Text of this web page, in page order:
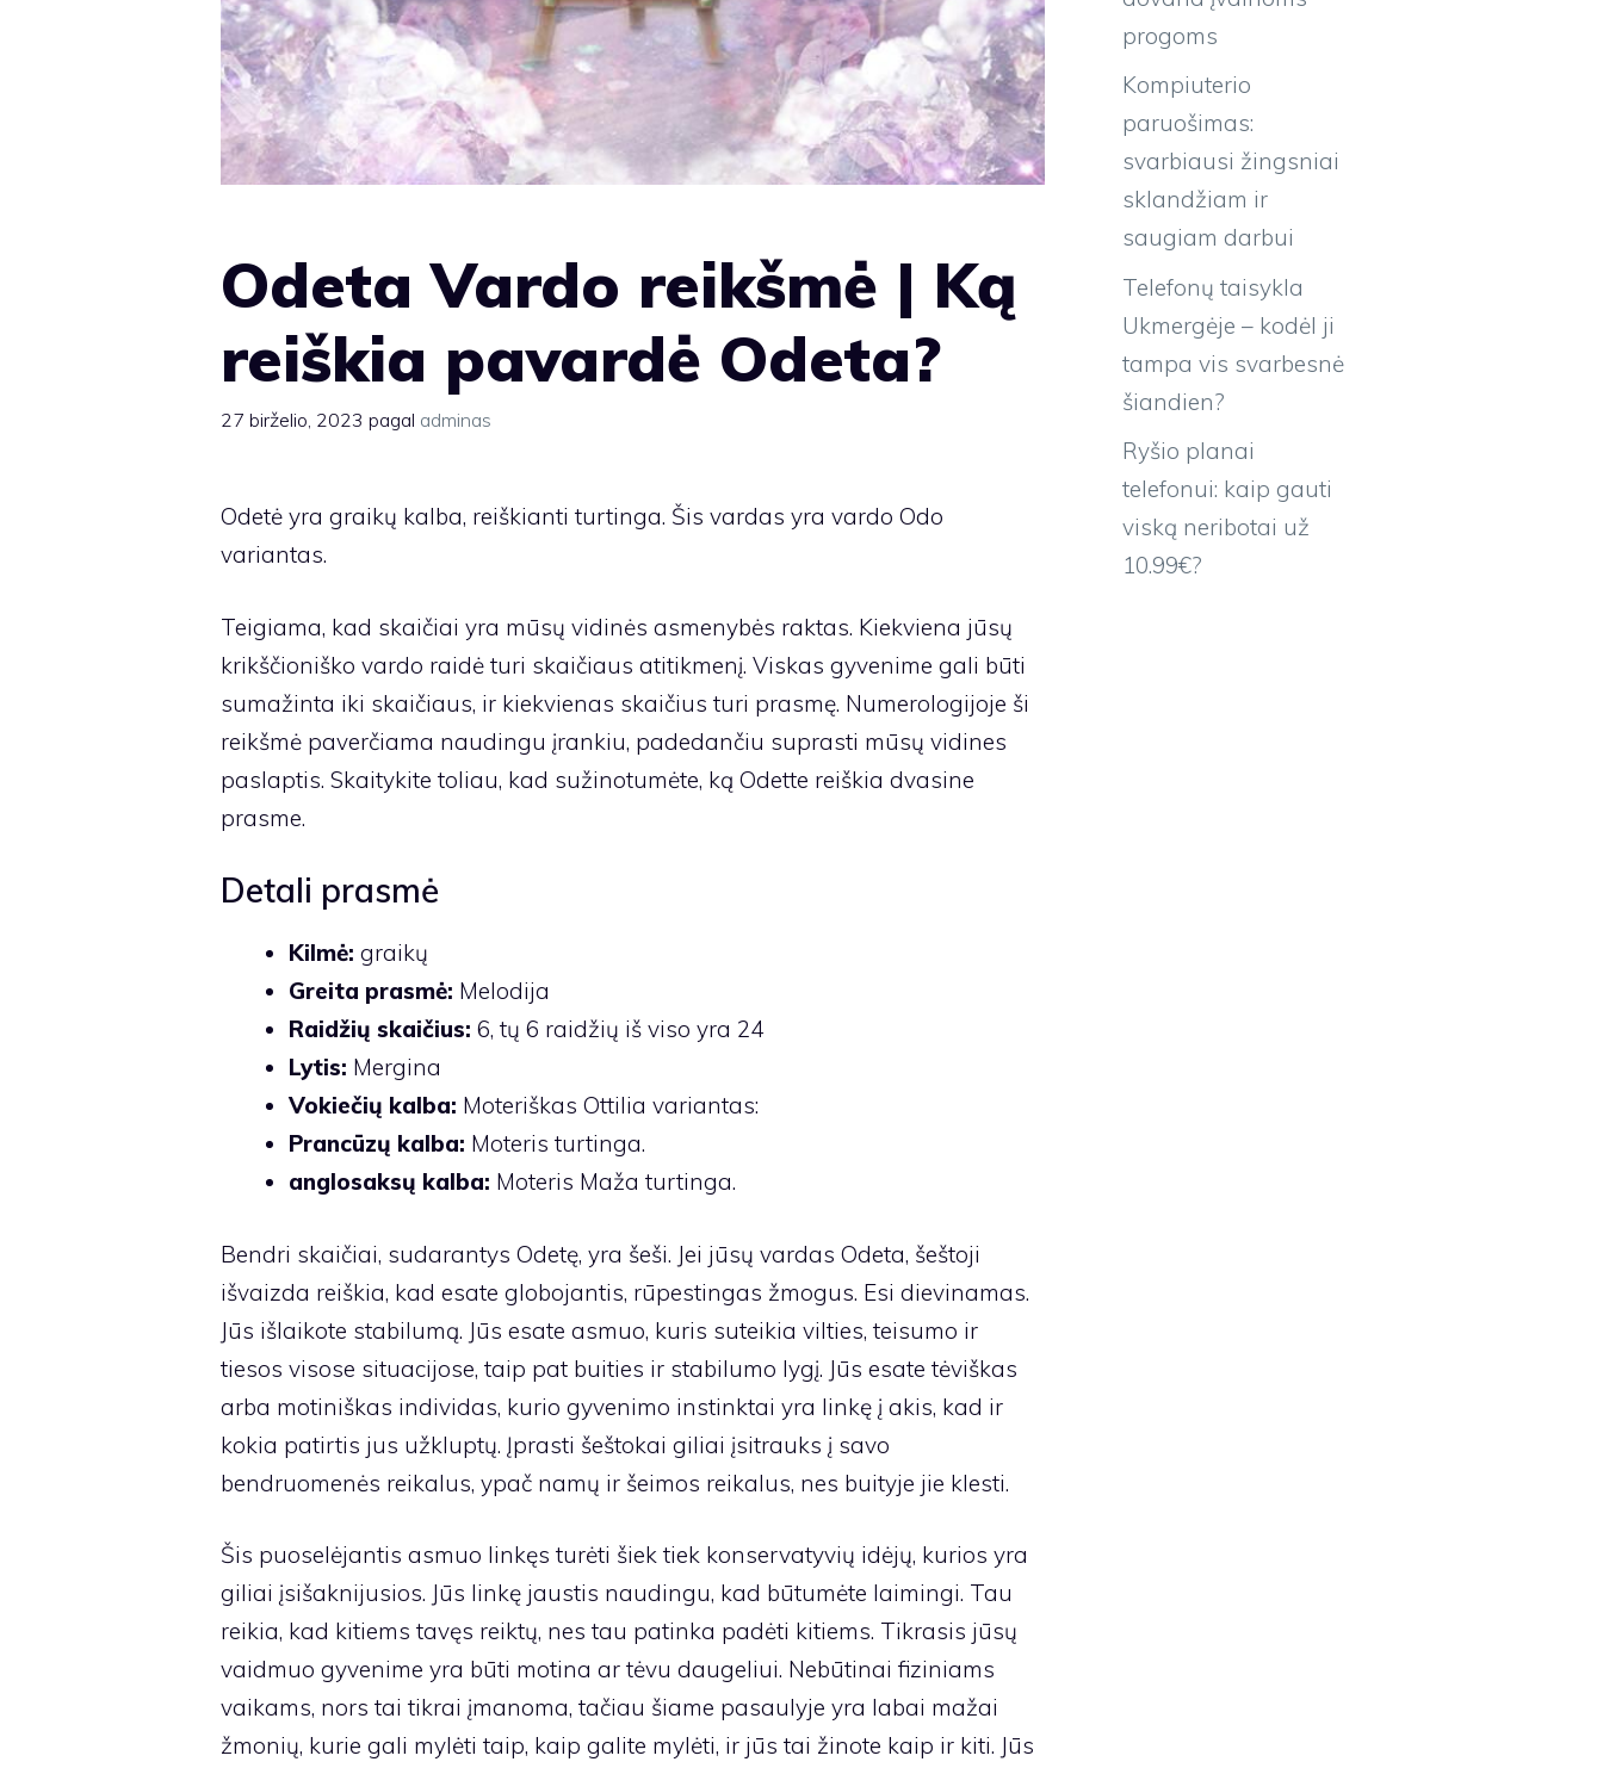
Odeta Vardo reikšmė | Ką
reiškia pavardė Odeta?
27 birželio, 2023 pagal adminas
Odetė yra graikų kalba, reiškianti turtinga. Šis vardas yra vardo Odo
variantas.
Teigiama, kad skaičiai yra mūsų vidinės asmenybės raktas. Kiekviena jūsų
krikščioniško vardo raidė turi skaičiaus atitikmenį. Viskas gyvenime gali būti
sumažinta iki skaičiaus, ir kiekvienas skaičius turi prasmę. Numerologijoje ši
reikšmė paverčiama naudingu įrankiu, padedančiu suprasti mūsų vidines
paslaptis. Skaitykite toliau, kad sužinotumėte, ką Odette reiškia dvasine
prasme.
Detali prasmė
Kilmė: graikų
Greita prasmė: Melodija
Raidžių skaičius: 6, tų 6 raidžių iš viso yra 24
Lytis: Mergina
Vokiečių kalba: Moteriškas Ottilia variantas:
Prancūzų kalba: Moteris turtinga.
anglosaksų kalba: Moteris Maža turtinga.
Bendri skaičiai, sudarantys Odetę, yra šeši. Jei jūsų vardas Odeta, šeštoji
išvaizda reiškia, kad esate globojantis, rūpestingas žmogus. Esi dievinamas.
Jūs išlaikote stabilumą. Jūs esate asmuo, kuris suteikia vilties, teisumo ir
tiesos visose situacijose, taip pat buities ir stabilumo lygį. Jūs esate tėviškas
arba motiniškas individas, kurio gyvenimo instinktai yra linkę į akis, kad ir
kokia patirtis jus užkluptų. Įprasti šeštokai giliai įsitrauks į savo
bendruomenės reikalus, ypač namų ir šeimos reikalus, nes buityje jie klesti.
Šis puoselėjantis asmuo linkęs turėti šiek tiek konservatyvių idėjų, kurios yra
giliai įsišaknijusios. Jūs linkę jaustis naudingu, kad būtumėte laimingi. Tau
reikia, kad kitiems tavęs reiktų, nes tau patinka padėti kitiems. Tikrasis jūsų
vaidmuo gyvenime yra būti motina ar tėvu daugeliui. Nebūtinai fiziniams
vaikams, nors tai tikrai įmanoma, tačiau šiame pasaulyje yra labai mažai
žmonių, kurie gali mylėti taip, kaip galite mylėti, ir jūs tai žinote kaip ir kiti. Jūs
progoms
Kompiuterio
paruošimas:
svarbiausi žingsniai
sklandžiam ir
saugiam darbui
Telefonų taisykla
Ukmergėje – kodėl ji
tampa vis svarbesnė
šiandien?
Ryšio planai
telefonui: kaip gauti
viską neribotai už
10.99€?